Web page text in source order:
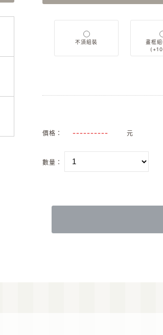
不須組裝
畫框
價格： 元
數量：